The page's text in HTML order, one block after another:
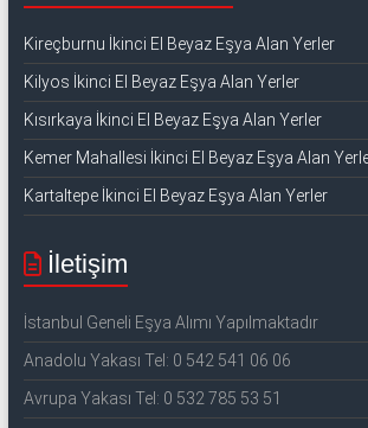
Kireçburnu İkinci El Beyaz Eşya Alan Yerler
Kilyos İkinci El Beyaz Eşya Alan Yerler
Kısırkaya İkinci El Beyaz Eşya Alan Yerler
Kemer Mahallesi İkinci El Beyaz Eşya Alan
Kartaltepe İkinci El Beyaz Eşya Alan Yerler
İletişim
İstanbul Geneli Eşya Alımı Yapılmaktadır
Anadolu Yakası Tel: 0 542 541 06 06
Avrupa Yakası Tel: 0 532 785 53 51